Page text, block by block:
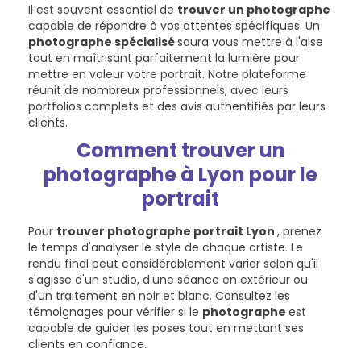
Il est souvent essentiel de trouver un photographe
capable de répondre à vos attentes spécifiques. Un
photographe spécialisésaura vous mettre à l'aise
tout en maîtrisant parfaitement la lumière pour
mettre en valeur votre portrait. Notre plateforme
réunit de nombreux professionnels, avec leurs
portfolios complets et des avis authentifiés par leurs
clients.
Comment trouver un
photographe à Lyon pour le
portrait
Pour trouver photographe portrait Lyon , prenez
le temps d'analyser le style de chaque artiste. Le
rendu final peut considérablement varier selon qu'il
s'agisse d'un studio, d'une séance en extérieur ou
d'un traitement en noir et blanc. Consultez les
témoignages pour vérifier si le photographe est
capable de guider les poses tout en mettant ses
clients en confiance.